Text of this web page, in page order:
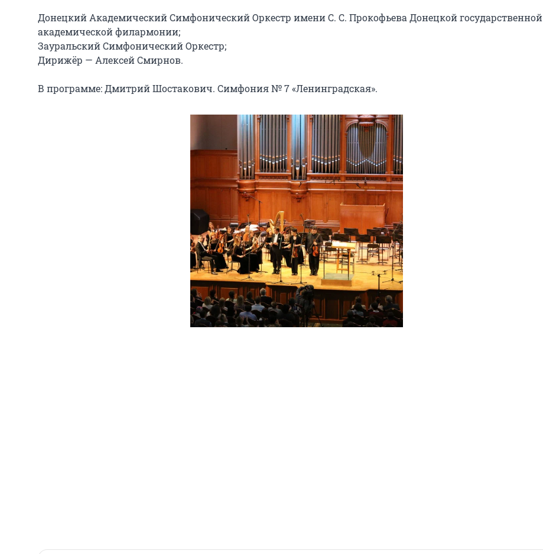
Донецкий Академический Симфонический Оркестр имени С. С. Прокофьева Донецкой государственной
академической филармонии;
Зауральский Симфонический Оркестр;
Дирижёр — Алексей Смирнов.
В программе: Дмитрий Шостакович. Симфония № 7 «Ленинградская».